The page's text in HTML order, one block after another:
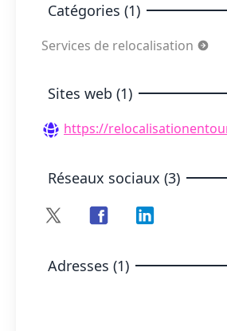
Catégories (1)
Services de relocalisation
Sites web (1)
https://
Réseaux sociaux (3)
Adresses (1)